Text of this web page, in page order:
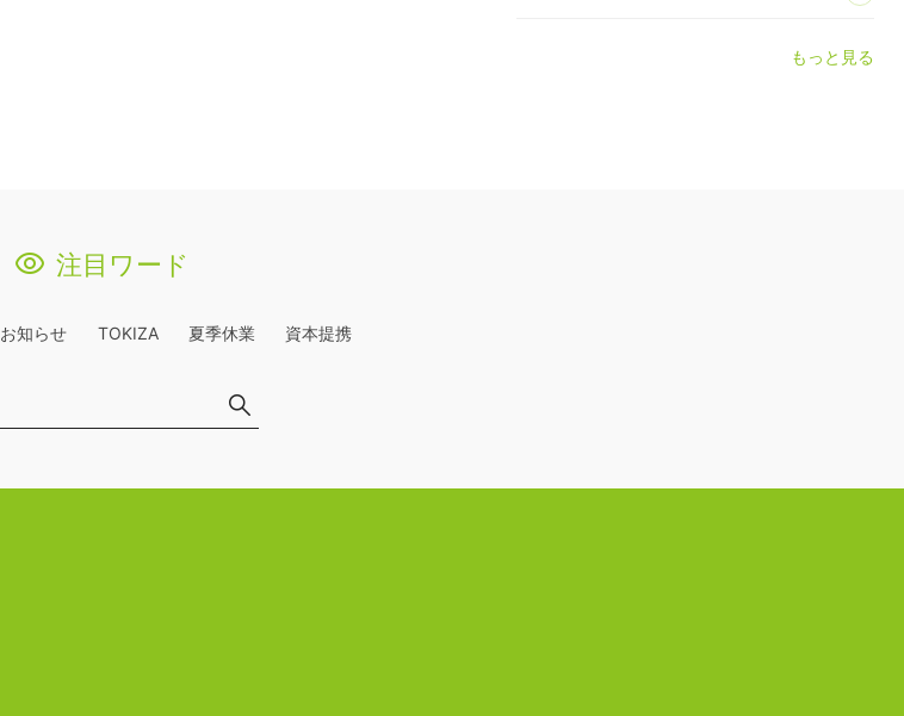
もっと見る
注目ワード
お知らせ TOKIZA 夏季休業 資本提携